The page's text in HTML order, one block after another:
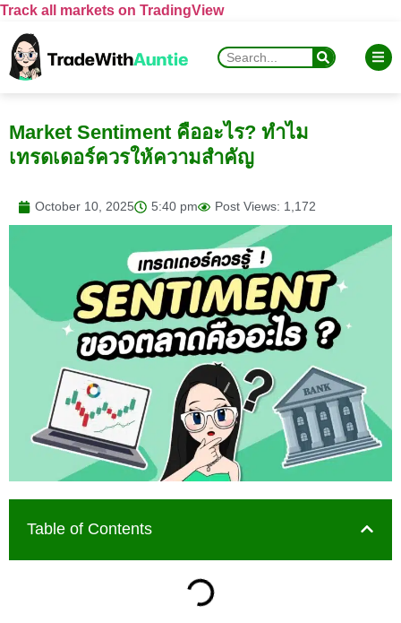
Track all markets on TradingView
Market Sentiment คืออะไร? ทำไม
เทรดเดอร์ควรให้ความสำคัญ
October 10, 2025 5:40 pm Post Views: 1,172
Table of Contents